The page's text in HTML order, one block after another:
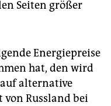
Seiten größer
Energiepreise
hat, den wird
alternative
Russland bei